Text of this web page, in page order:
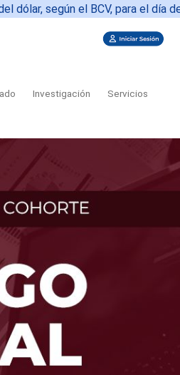
según el BCV, para el día de hoy
Investigación Servicios